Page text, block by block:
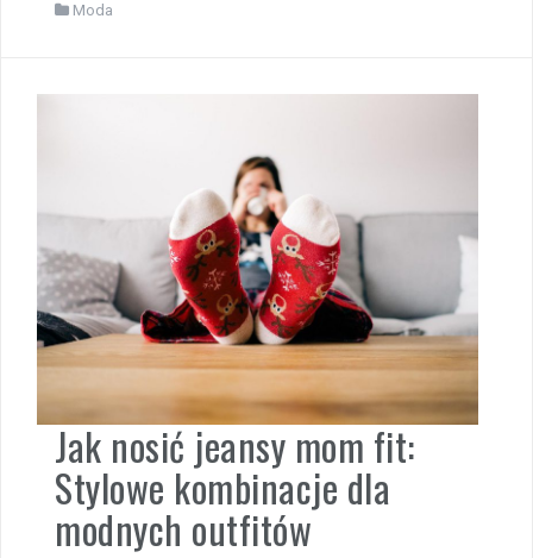
Moda
Jak nosić jeansy mom fit:
Stylowe kombinacje dla
modnych outfitów